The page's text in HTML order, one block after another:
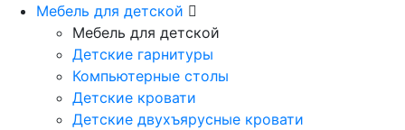
Мебель для детской
Мебель для детской
Детские гарнитуры
Компьютерные столы
Детские кровати
Детские двухъярусные кровати